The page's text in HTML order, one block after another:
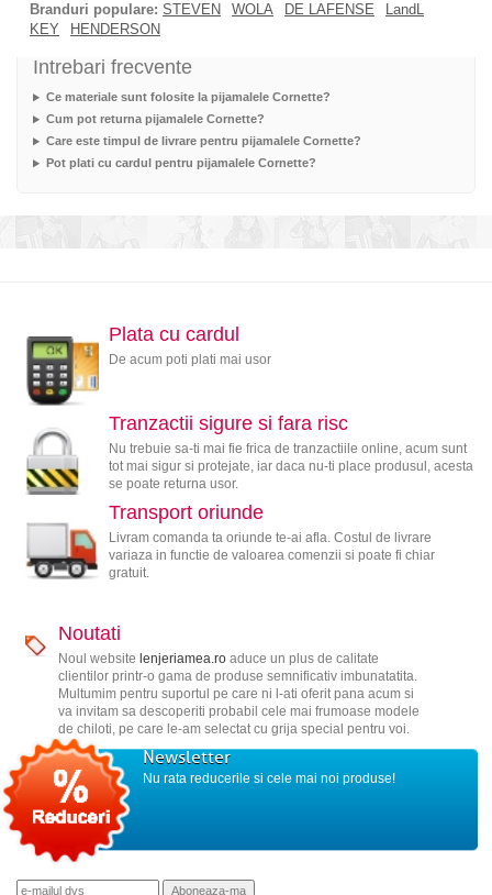
Branduri populare: STEVEN WOLA DE LAFENSE
LandL
KEY
HENDERSON
Intrebari frecvente
Ce materiale sunt folosite la pijamalele Cornette?
Cum pot returna pijamalele Cornette?
Care este timpul de livrare pentru pijamalele Cornette?
Pot plati cu cardul pentru pijamalele Cornette?
Plata cu cardul
De acum poti plati mai usor
Tranzactii sigure si fara risc
Nu trebuie sa-ti mai fie frica de tranzactiile online, acum sunt
tot mai sigur si protejate, iar daca nu-ti place produsul, acesta
se poate returna usor.
Transport oriunde
Livram comanda ta oriunde te-ai afla. Costul de livrare
variaza in functie de valoarea comenzii si poate fi chiar
gratuit.
Noutati
Noul website lenjeriamea.roaduce un plus de calitate
clientilor printr-o gama de produse semnificativ imbunatatita.
Multumim pentru suportul pe care ni l-ati oferit pana acum si
va invitam sa descoperiti probabil cele mai frumoase modele
de chiloti, pe care le-am selectat cu grija special pentru voi.
Newsletter
Nu rata reducerile si cele mai noi produse!